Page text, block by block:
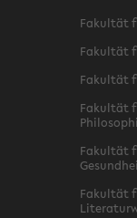
Fakultät
Fakultät
Fakultät
Fakultät
Fakultät
Fakultät